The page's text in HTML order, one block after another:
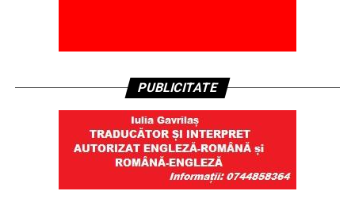
PUBLICITATE